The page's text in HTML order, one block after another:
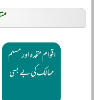
اقوام متحدہ اور مسلم
ممالک کی بے بسی